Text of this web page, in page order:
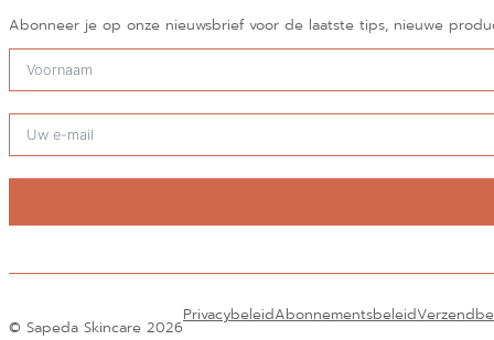
Abonneer je op onze nieuwsbrief voor de laatste tips, nieuwe
© Sapeda Skincare 2026
PrivacybeleidAbonnementsbeleid